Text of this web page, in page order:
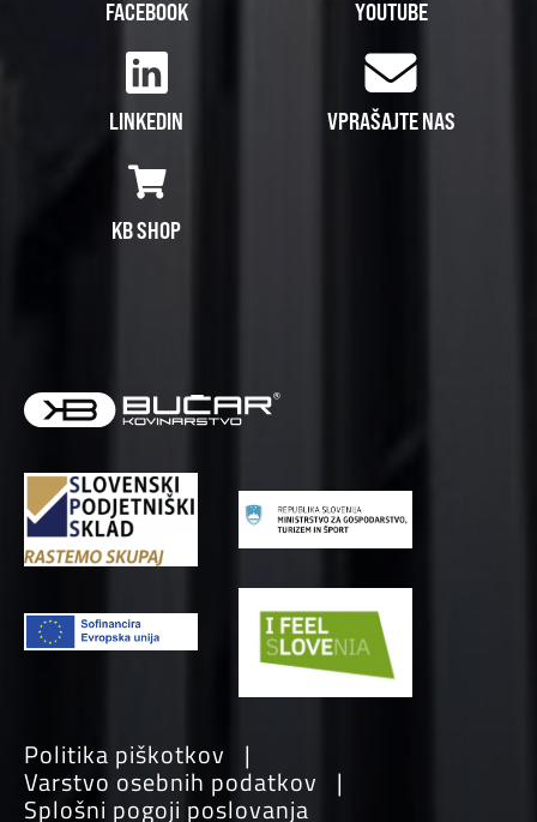
FACEBOOK YOUTUBE
LINKEDIN VPRAŠAJTE NAS
KB SHOP
Politika piškotkov
Varstvo osebnih podatkov
Splošni pogoji poslovanja